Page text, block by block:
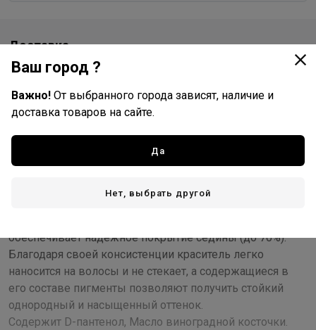
Доставка
Стоимость и способы доставки будут доступны при
оформлении заказа.
Описание
В основе красителя Silk Touch лежит уникальная
ухаживающая формула с использованием масла
обеспечивает надежное покрытие седины (до 70%).
Благодаря своей консистенции краситель легко
наносится на волосы и не стекает, а содержащиеся в
его составе пигменты позволяют получить стойкий
однородный и насыщенный оттенок.
Содержит D-пантенол, Масло виноградной косточки.
Ваш город ?
Важно! От выбранного города зависят, наличие и
доставка товаров на сайте.
Да
Нет, выбрать другой